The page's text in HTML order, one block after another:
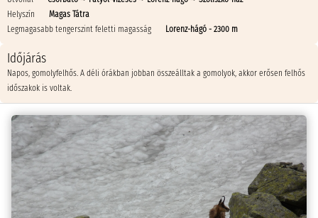
Helyszín
Magas Tátra
Legmagasabb tengerszint feletti magasság
Lorenz-hágó - 2300 m
Időjárás
Napos, gomolyfelhős. A déli órákban jobban összeálltak a gomolyok, akkor erősen felhős
időszakok is voltak.